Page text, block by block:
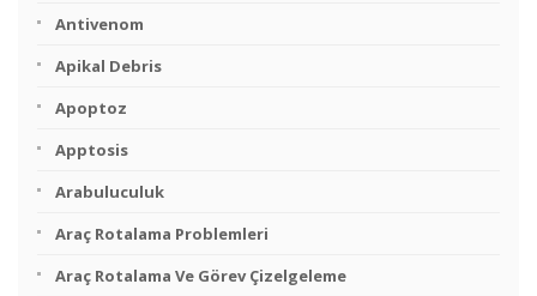
Antivenom
Apikal Debris
Apoptoz
Apptosis
Arabuluculuk
Araç Rotalama Problemleri
Araç Rotalama Ve Görev Çizelgeleme